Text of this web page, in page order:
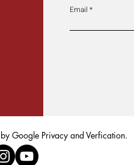
Email
Google Privacy and Verfication.